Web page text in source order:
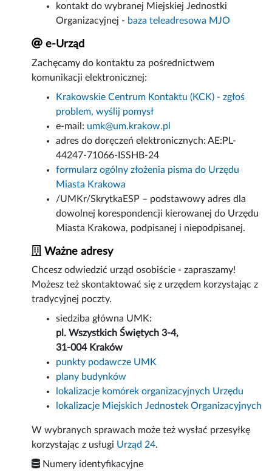
kontakt do wybranej Miejskiej Jednostki
Organizacyjnej - baza teleadresowa MJO
e-Urząd
Zachęcamy do kontaktu za pośrednictwem
komunikacji elektronicznej:
Krakowskie Centrum Kontaktu (KCK) - zgłoś
problem, wyślij pomysł
e-mail: umk@um.krakow.pl
adres do doręczeń elektronicznych: AE:PL-
44247-71066-ISSHB-24
formularz ogólny złożenia pisma do Urzędu
Miasta Krakowa
/UMKr/SkrytkaESP – podstawowy adres dla
dowolnej korespondencji kierowanej do Urzędu
Miasta Krakowa, podpisanej i niepodpisanej.
Ważne adresy
Chcesz odwiedzić urząd osobiście - zapraszamy!
Możesz też skontaktować się z urzędem korzystając z
tradycyjnej poczty.
siedziba główna UMK:
pl. Wszystkich Świętych 3-4,
31-004 Kraków
punkty podawcze UMK
plany budynków
lokalizacje komórek organizacyjnych Urzędu
lokalizacje Miejskich Jednostek Organizacyjnych
W wybranych sprawach może też wysłać przesyłkę
korzystając z usługi Urząd 24.
Numery identyfikacyjne